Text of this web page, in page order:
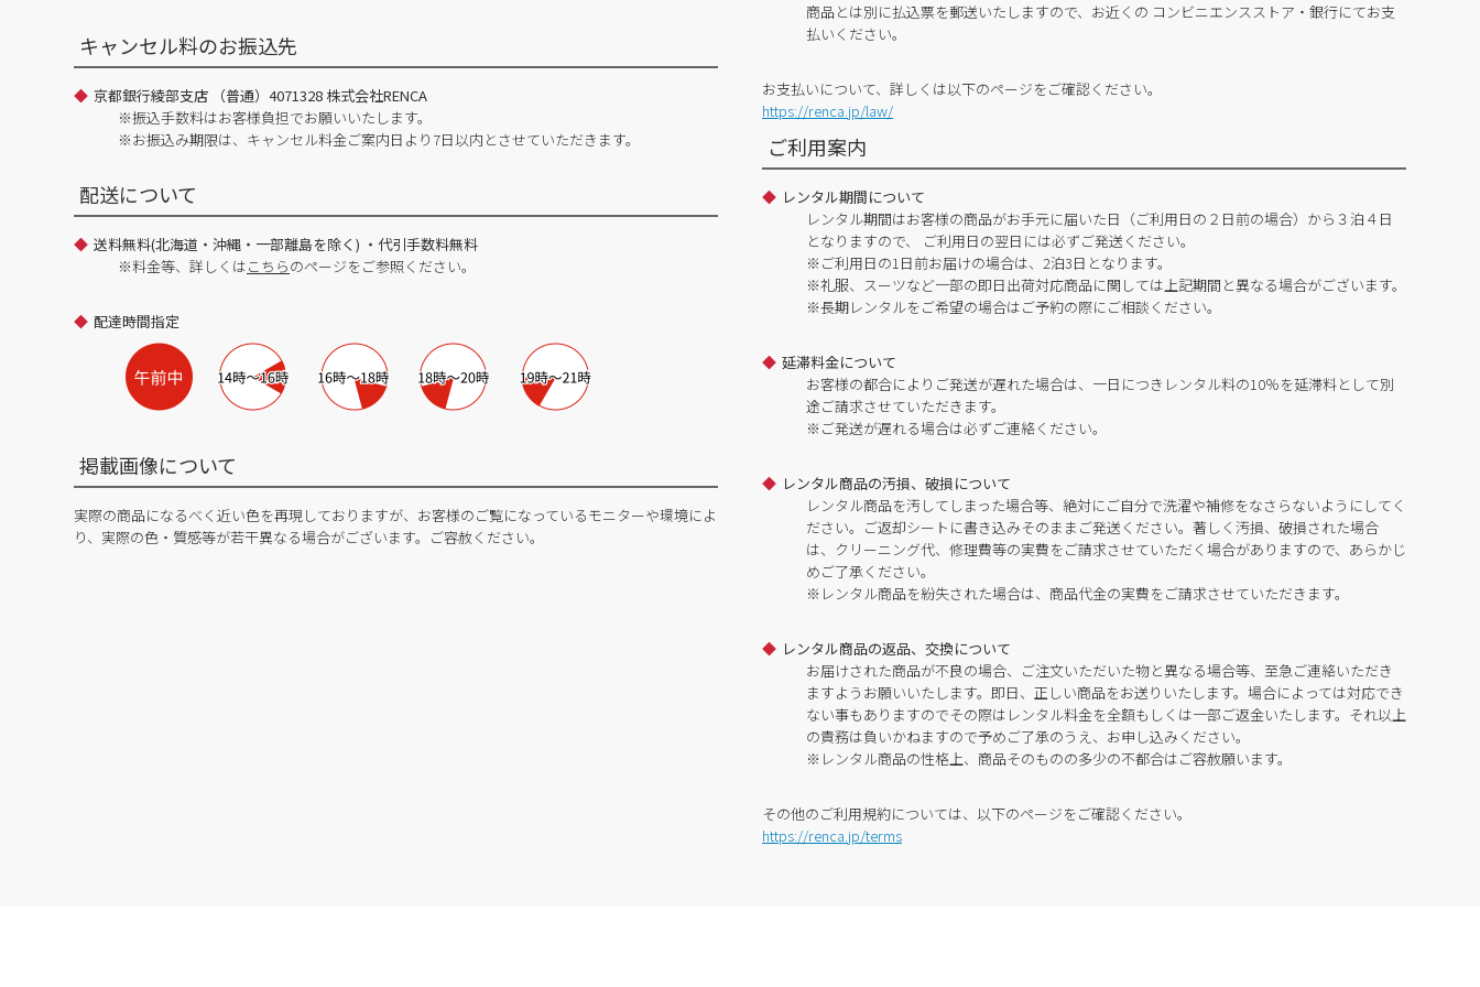
キャンセル料のお振込先
京都銀行綾部支店 （普通）4071328 株式会社RENCA
※振込手数料はお客様負担でお願いいたします。
※お振込み期限は、キャンセル料金ご案内日より7日以内とさせていただきます。
配送について
送料無料(北海道・沖縄・一部離島を除く) ・代引手数料無料
※料金等、詳しくはこちらのページをご参照ください。
配達時間指定
掲載画像について
実際の商品になるべく近い色を再現しておりますが、お客様のご覧になっているモニターや環境によ
り、実際の色・質感等が若干異なる場合がございます。ご容赦ください。
商品とは別に払込票を郵送いたしますので、お近くの コンビニエンスストア・銀行にてお支
払いください。
お支払いについて、詳しくは以下のページをご確認ください。
https://renca.jp/law/
ご利用案内
レンタル期間について
レンタル期間はお客様の商品がお手元に届いた日（ご利用日の２日前の場合）から３泊４日
となりますので、 ご利用日の翌日には必ずご発送ください。
※ご利用日の1日前お届けの場合は、2泊3日となります。
※礼服、スーツなど一部の即日出荷対応商品に関しては上記期間と異なる場合がございます。
※長期レンタルをご希望の場合はご予約の際にご相談ください。
延滞料金について
お客様の都合によりご発送が遅れた場合は、一日につきレンタル料の10％を延滞料として別
途ご請求させていただきます。
※ご発送が遅れる場合は必ずご連絡ください。
レンタル商品の汚損、破損について
レンタル商品を汚してしまった場合等、絶対にご自分で洗濯や補修をなさらないようにしてく
ださい。ご返却シートに書き込みそのままご発送ください。著しく汚損、破損された場合
は、クリーニング代、修理費等の実費をご請求させていただく場合がありますので、あらかじ
めご了承ください。
※レンタル商品を紛失された場合は、商品代金の実費をご請求させていただきます。
レンタル商品の返品、交換について
お届けされた商品が不良の場合、ご注文いただいた物と異なる場合等、至急ご連絡いただき
ますようお願いいたします。即日、正しい商品をお送りいたします。場合によっては対応でき
ない事もありますのでその際はレンタル料金を全額もしくは一部ご返金いたします。それ以上
の責務は負いかねますので予めご了承のうえ、お申し込みください。
※レンタル商品の性格上、商品そのものの多少の不都合はご容赦願います。
その他のご利用規約については、以下のページをご確認ください。
https://renca.jp/terms